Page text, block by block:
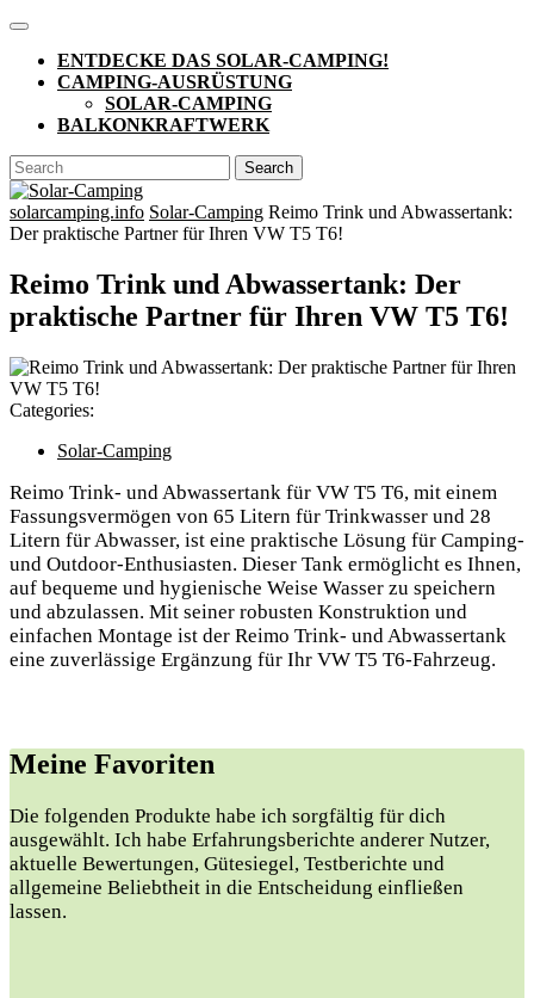
Skip
content
Open
ButtonENTDECKE DAS SOLAR-CAMPING!
CAMPING-AUSRÜSTUNG
SOLAR-CAMPING
BALKONKRAFTWERK
CLOSE
BUTTON
Search
for:
solarcamping.info Solar-Camping Reimo Trink und Abwassertank:
Der praktische Partner für Ihren VW T5 T6!
Reimo Trink und Abwassertank: Der
praktische Partner für Ihren VW T5 T6!
Categories:
Solar-Camping
Reimo Trink- und Abwassertank für VW T5 T6, mit einem
Fassungsvermögen von 65 Litern für Trinkwasser und 28
Litern für Abwasser, ist eine praktische Lösung für Camping-
und Outdoor-Enthusiasten. Dieser Tank ermöglicht es Ihnen,
auf bequeme und hygienische Weise Wasser zu speichern
und abzulassen. Mit seiner robusten Konstruktion und
einfachen Montage ist der Reimo Trink- und Abwassertank
eine zuverlässige Ergänzung für Ihr VW T5 T6-Fahrzeug.
Meine Favoriten
Die folgenden Produkte habe ich sorgfältig für dich
ausgewählt. Ich habe Erfahrungsberichte anderer Nutzer,
aktuelle Bewertungen, Gütesiegel, Testberichte und
allgemeine Beliebtheit in die Entscheidung einfließen
lassen.